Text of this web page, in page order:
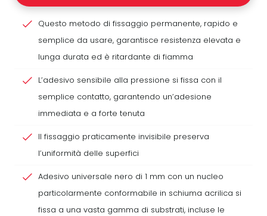
Questo metodo di fissaggio permanente, rapido e
semplice da usare, garantisce resistenza elevata e
lunga durata ed è ritardante di fiamma
L’adesivo sensibile alla pressione si fissa con il
semplice contatto, garantendo un’adesione
immediata e a forte tenuta
Il fissaggio praticamente invisibile preserva
l’uniformità delle superfici
Adesivo universale nero di 1 mm con un nucleo
particolarmente conformabile in schiuma acrilica si
fissa a una vasta gamma di substrati, incluse le